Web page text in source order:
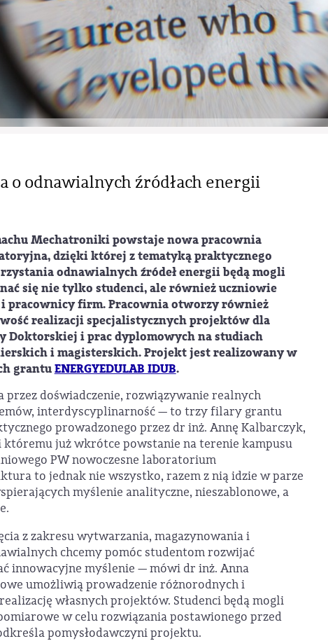
o odnawialnych źródłach energii
Mechatroniki powstaje nowa pracownia
dzięki której z tematyką praktycznego
odnawialnych źródeł energii będą mogli
się nie tylko studenci, ale również uczniowie
i pracownicy firm. Pracownia otworzy również
realizacji specjalistycznych projektów dla
Doktorskiej i prac dyplomowych na studiach
i magisterskich. Projekt jest realizowany w
grantuENERGYEDULAB IDUB.
przez doświadczenie, rozwiązywanie realnych
interdyscyplinarność — to trzy filary grantu
prowadzonego przez dr inż. Annę Kalbarczyk,
któremu już wkrótce powstanie na terenie kampusu
PW nowoczesne laboratorium
to jednak nie wszystko, razem z nią idzie w parze
myślenie analityczne, nieszablonowe, a
z zakresu wytwarzania, magazynowania i
chcemy pomóc studentom rozwijać
innowacyjne myślenie — mówi dr inż. Anna
umożliwią prowadzenie różnorodnych i
własnych projektów. Studenci będą mogli
w celu rozwiązania postawionego przed
pomysłodawczyni projektu.